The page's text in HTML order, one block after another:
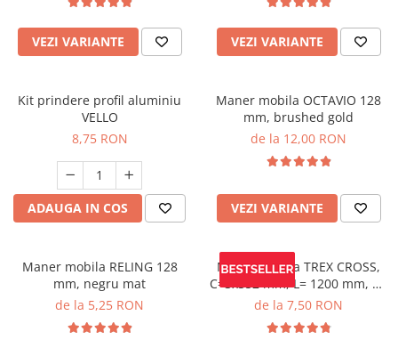
VEZI VARIANTE VEZI VARIANTE
Kit prindere profil aluminiu
VELLO
8,75 RON
ADAUGA IN COS
Maner mobila OCTAVIO 128
mm, brushed gold
de la 12,00 RON
VEZI VARIANTE
Maner mobila RELING 128
mm, negru mat
de la 5,25 RON
Maner mobila TREX CROSS,
C=3x352 mm, L= 1200 mm, Al,
negru mat
de la 7,50 RON